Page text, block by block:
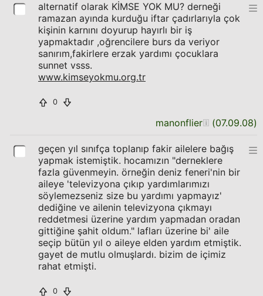
alternatif olarak KİMSE YOK MU? derneği
ramazan ayında kurduğu iftar çadırlarıyla çok
kişinin karnını doyurup hayırlı bir iş
yapmaktadır ,oğrencilere burs da veriyor
sanırım,fakirlere erzak yardımı çocuklara
sunnet vsss.
www.kimseyokmu.org.tr
0
manonflier (07.09.08)
geçen yıl sınıfça toplanıp fakir ailelere bağış
yapmak istemiştik. hocamızın "derneklere
fazla güvenmeyin. örneğin deniz feneri'nin bir
aileye 'televizyona çıkıp yardımlarımızı
söylemezseniz size bu yardımı yapmayız'
dediğine ve ailenin televizyona çıkmayı
reddetmesi üzerine yardım yapmadan oradan
gittiğine şahit oldum." lafları üzerine bi' aile
seçip bütün yıl o aileye elden yardım etmiştik.
gayet de mutlu olmuşlardı. bizim de içimiz
rahat etmişti.
0